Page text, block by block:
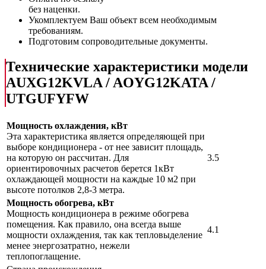
без наценки.
Укомплектуем Ваш объект всем необходимым
требованиям.
Подготовим сопроводительные документы.
Технические характеристики модели
AUXG12KVLA / AOYG12KATA /
UTGUFYFW
Мощность охлаждения, кВт
Эта характеристика является определяющей при
выборе кондиционера - от нее зависит площадь,
на которую он рассчитан. Для
ориентировочных расчетов берется 1кВт
охлаждающей мощности на каждые 10 м2 при
высоте потолков 2,8-3 метра.
3.5
Мощность обогрева, кВт
Мощность кондиционера в режиме обогрева
помещения. Как правило, она всегда выше
мощности охлаждения, так как тепловыделение
менее энергозатратно, нежели
теплопоглащение.
4.1